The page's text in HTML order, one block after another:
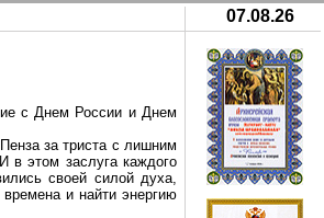
07.08.26
с Днем России и Днем
за триста с лишним
в этом заслуга каждого
своей силой духа,
и найти энергию